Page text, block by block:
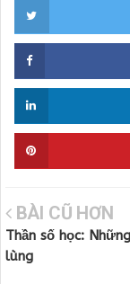
BÀI CŨ HƠN
Thần số học:
lùng